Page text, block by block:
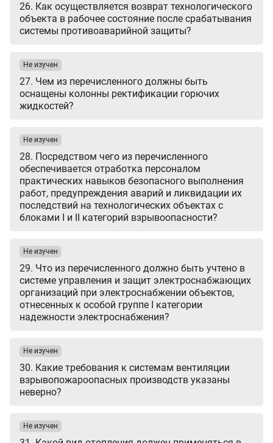
26. Как осуществляется возврат технологического
объекта в рабочее состояние после срабатывания
системы противоаварийной защиты?
27. Чем из перечисленного должны быть
оснащены колонны ректификации горючих
жидкостей?
Не изучен
28. Посредством чего из перечисленного
обеспечивается отработка персоналом
практических навыков безопасного выполнения
работ, предупреждения аварий и ликвидации их
последствий на технологических объектах с
блоками I и II категорий взрывоопасности?
Не изучен
29. Что из перечисленного должно быть учтено в
системе управления и защит электроснабжающих
организаций при электроснабжении объектов,
отнесенных к особой группе I категории
надежности электроснабжения?
Не изучен
30. Какие требования к системам вентиляции
взрывопожароопасных производств указаны
неверно?
Не изучен
Не изучен